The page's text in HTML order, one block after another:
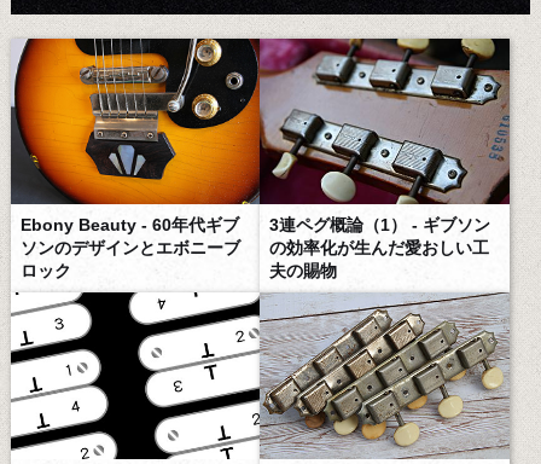
Ebony Beauty - 60年代ギブ
ソンのデザインとエボニーブ
ロック
3連ペグ概論（1） - ギブソン
の効率化が生んだ愛おしい工
夫の賜物